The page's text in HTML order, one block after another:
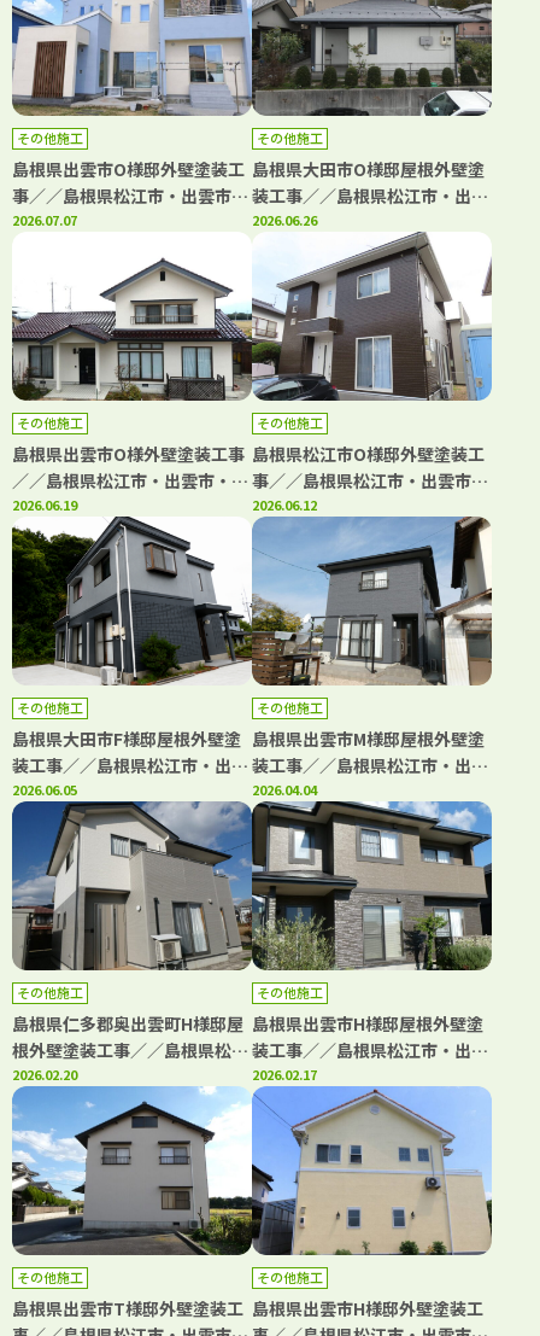
その他施工
島根県出雲市O様邸外壁塗装工
事／／島根県松江市・出雲市・
大田市・雲南市の「きじま塗
装」
2026.07.07
その他施工
島根県大田市O様邸屋根外壁塗
装工事／／島根県松江市・出雲
市・大田市・雲南市・鳥取県米
子市・境港市の「きじま塗装」
2026.06.26
その他施工
島根県出雲市O様外壁塗装工事
／／島根県松江市・出雲市・大
田市・雲南市の「きじま塗装」
2026.06.19
その他施工
島根県松江市O様邸外壁塗装工
事／／島根県松江市・出雲市・
大田市・雲南市・鳥取県米子
市・境港市の「きじま塗装」
2026.06.12
その他施工
島根県大田市F様邸屋根外壁塗
装工事／／島根県松江市・出雲
市・大田市・雲南市・鳥取県米
子市・境港市の「きじま塗装」
2026.06.05
その他施工
島根県出雲市M様邸屋根外壁塗
装工事／／島根県松江市・出雲
市・大田市・雲南市・鳥取県米
子市・境港市の「きじま塗装」
2026.04.04
その他施工
島根県仁多郡奥出雲町H様邸屋
根外壁塗装工事／／島根県松江
市・出雲市・大田市・雲南市・
鳥取県米子市・境港市の「きじ
ま塗装」
2026.02.20
その他施工
島根県出雲市H様邸屋根外壁塗
装工事／／島根県松江市・出雲
市・大田市・雲南市・鳥取県米
子市・境港市の「きじま塗装」
2026.02.17
その他施工
島根県出雲市T様邸外壁塗装工
その他施工
島根県出雲市H様邸外壁塗装工